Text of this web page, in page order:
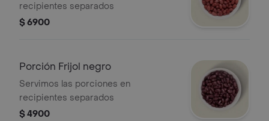
recipientes separados
$ 6900
Porción Frijol negro
Servimos las porciones en
recipientes separados
$ 4900